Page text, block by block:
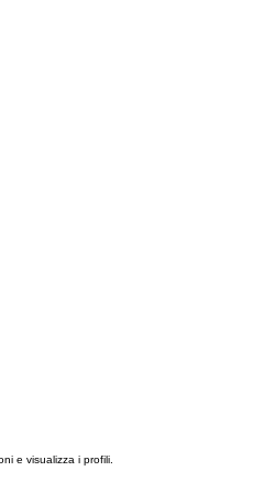
e visualizza i profili.